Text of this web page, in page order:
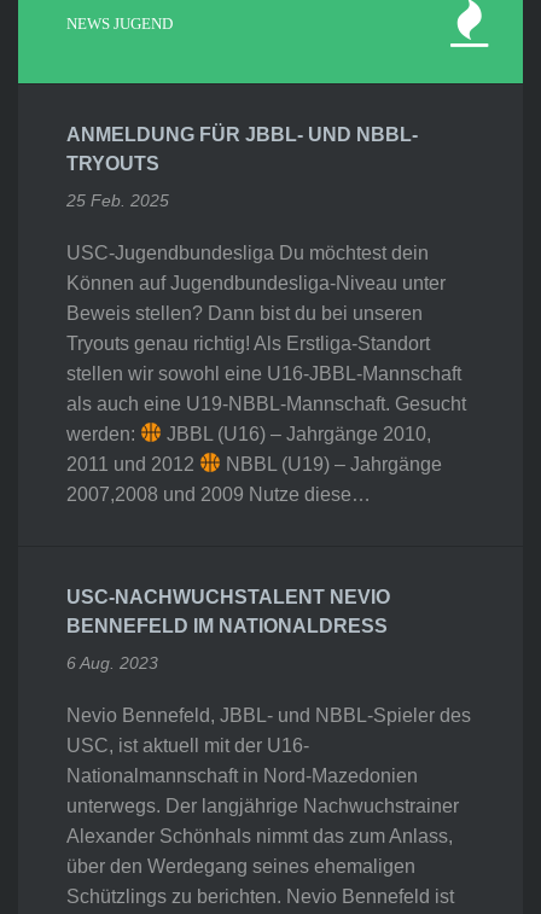
NEWS JUGEND
ANMELDUNG FÜR JBBL- UND NBBL-
TRYOUTS
25 Feb. 2025
USC-Jugendbundesliga Du möchtest dein
Können auf Jugendbundesliga-Niveau unter
Beweis stellen? Dann bist du bei unseren
Tryouts genau richtig! Als Erstliga-Standort
stellen wir sowohl eine U16-JBBL-Mannschaft
als auch eine U19-NBBL-Mannschaft. Gesucht
werden:
JBBL (U16) – Jahrgänge 2010,
2011 und 2012
NBBL (U19) – Jahrgänge
2007,2008 und 2009 Nutze diese…
USC-NACHWUCHSTALENT NEVIO
BENNEFELD IM NATIONALDRESS
6 Aug. 2023
Nevio Bennefeld, JBBL- und NBBL-Spieler des
USC, ist aktuell mit der U16-
Nationalmannschaft in Nord-Mazedonien
unterwegs. Der langjährige Nachwuchstrainer
Alexander Schönhals nimmt das zum Anlass,
über den Werdegang seines ehemaligen
Schützlings zu berichten. Nevio Bennefeld ist